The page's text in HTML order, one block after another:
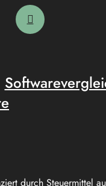
durch Steuermittel